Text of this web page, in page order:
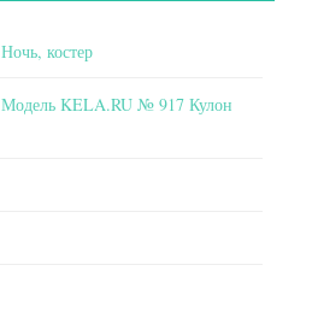
Ночь, костер
Модель KELA.RU № 917 Кулон